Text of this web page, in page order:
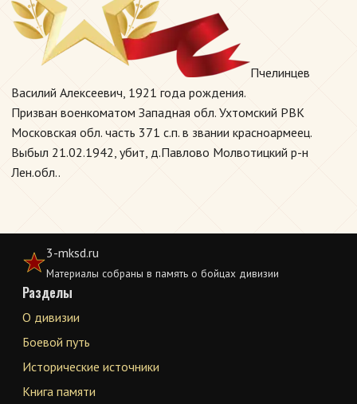
Пчелинцев
Василий Алексеевич, 1921 года рождения.
Призван военкоматом Западная обл. Ухтомский РВК
Московская обл. часть 371 с.п. в звании красноармеец.
Выбыл 21.02.1942, убит, д.Павлово Молвотицкий р-н
Лен.обл..
3-mksd.ru
Материалы собраны в память о бойцах дивизии
Разделы
О дивизии
Боевой путь
Исторические источники
Книга памяти